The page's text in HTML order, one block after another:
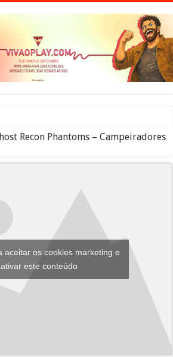
– DRAGON BALL #News
Recon Phantoms – Campeiradores
aceitar os cookies marketing e
ativar este conteúdo